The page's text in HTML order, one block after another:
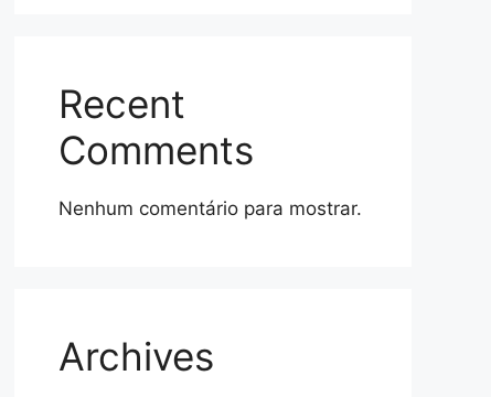
Recent
Comments
Nenhum comentário para mostrar.
Archives